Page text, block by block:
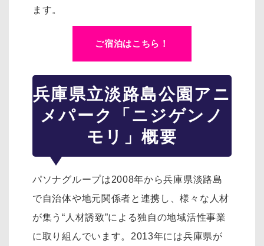
ます。
ご宿泊はこちら！
兵庫県立淡路島公園アニ
メパーク「ニジゲンノ
モリ」概要
パソナグループは2008年から兵庫県淡路島
で自治体や地元関係者と連携し、様々な人材
が集う“人材誘致”による独自の地域活性事業
に取り組んでいます。2013年には兵庫県が